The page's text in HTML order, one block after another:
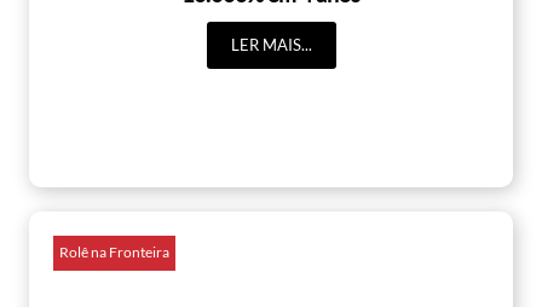
LER MAIS...
Rolê na Fronteira